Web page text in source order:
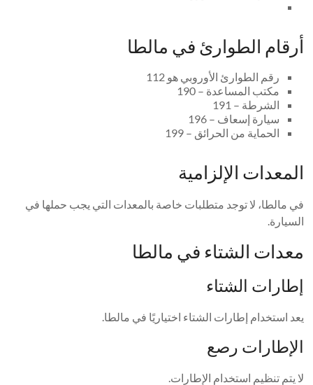
أرقام الطوارئ في مالطا
رقم الطوارئ الأوروبي هو 112
مكتب المساعدة – 190
الشرطة – 191
سيارة إسعاف – 196
الحماية من الحرائق – 199
المعدات الإلزامية
في مالطا، لا توجد متطلبات خاصة بالمعدات التي يجب حملها في
السيارة.
معدات الشتاء في مالطا
إطارات الشتاء
يعد استخدام إطارات الشتاء اختياريًا في مالطا.
الإطارات رصع
لا يتم تنظيم استخدام الإطارات.